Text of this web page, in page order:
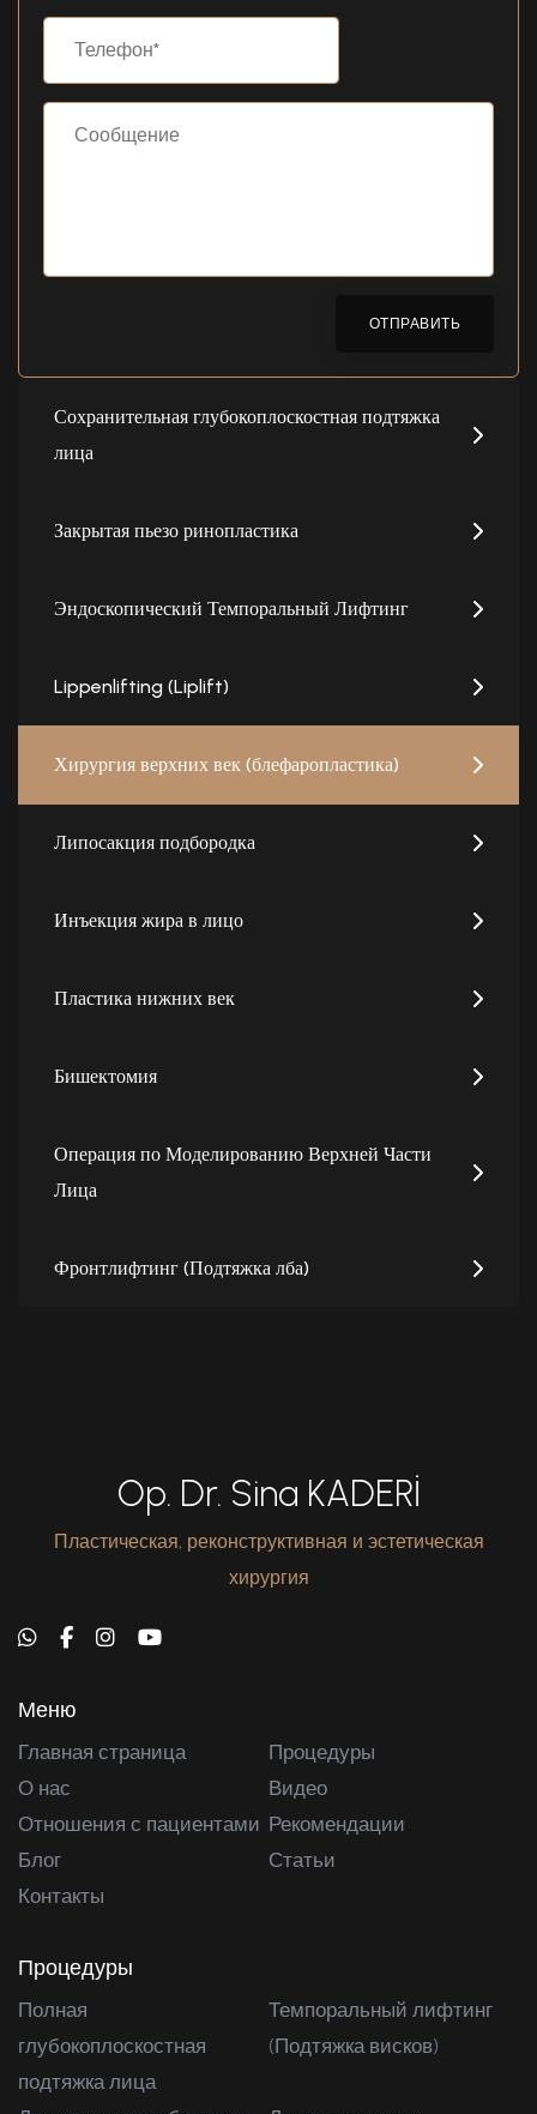
Сохранительная глубокоплоскостная подтяжка
лица
Закрытая пьезо ринопластика
Эндоскопический Темпоральный Лифтинг
Lippenlifting (Liplift)
Хирургия верхних век (блефаропластика)
Липосакция подбородка
Инъекция жира в лицо
Пластика нижних век
Бишектомия
Операция по Моделированию Верхней Части
Лица
Фронтлифтинг (Подтяжка лба)
ОТПРАВИТЬ
Op. Dr. Sina KADERİ
Пластическая, реконструктивная и эстетическая
хирургия
Меню
Главная страница
Процедуры
О нас
Видео
Отношения с пациентами Рекомендации
Блог
Статьи
Контакты
Процедуры
Полная
глубокоплоскостная
подтяжка лица
Темпоральный лифтинг
(Подтяжка висков)